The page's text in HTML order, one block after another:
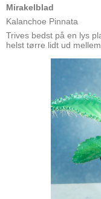
Mirakelblad
Kalanchoe Pinnata
Trives bedst på en lys
helst tørre lidt ud